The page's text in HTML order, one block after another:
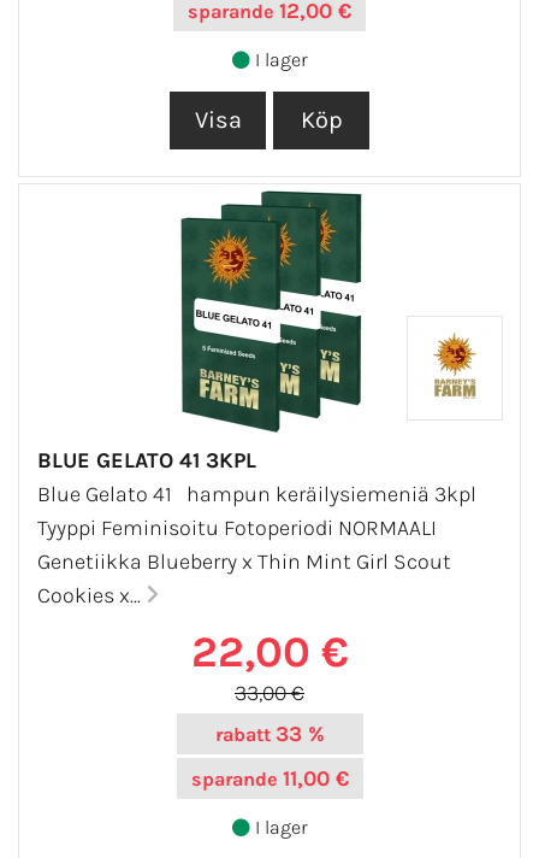
sparande 12,00 €
I lager
BLUE GELATO 41 3KPL
Blue Gelato 41 hampun keräilysiemeniä 3kpl
Tyyppi Feminisoitu Fotoperiodi NORMAALI
Genetiikka Blueberry x Thin Mint Girl Scout
Cookies x...
22,00 €
33,00 €
rabatt 33 %
sparande 11,00 €
I lager